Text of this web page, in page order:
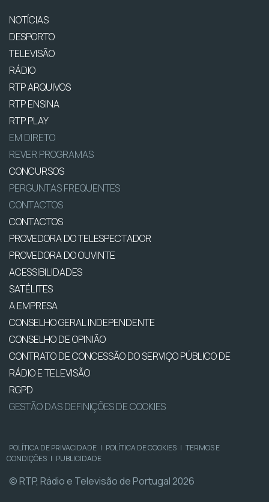
NOTÍCIAS
DESPORTO
TELEVISÃO
RÁDIO
RTP ARQUIVOS
RTP ENSINA
RTP PLAY
EM DIRETO
REVER PROGRAMAS
CONCURSOS
PERGUNTAS FREQUENTES
CONTACTOS
CONTACTOS
PROVEDORA DO TELESPECTADOR
PROVEDORA DO OUVINTE
ACESSIBILIDADES
SATÉLITES
A EMPRESA
CONSELHO GERAL INDEPENDENTE
CONSELHO DE OPINIÃO
CONTRATO DE CONCESSÃO DO SERVIÇO PÚBLICO DE
RÁDIO E TELEVISÃO
RGPD
GESTÃO DAS DEFINIÇÕES DE COOKIES
POLÍTICA DE PRIVACIDADE | POLÍTICA DE COOKIES | TERMOS E
CONDIÇÕES | PUBLICIDADE
© RTP, Rádio e Televisão de Portugal 2026